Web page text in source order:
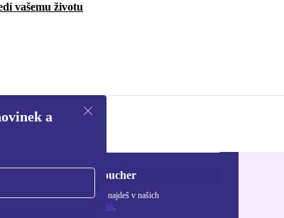
vašemu životu
a
Chci voucher
o použití osobních údajů najdeš v našich
ochrany osobních údajů.